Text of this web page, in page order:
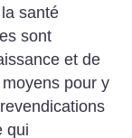
santé
sont
et de
pour y
qui